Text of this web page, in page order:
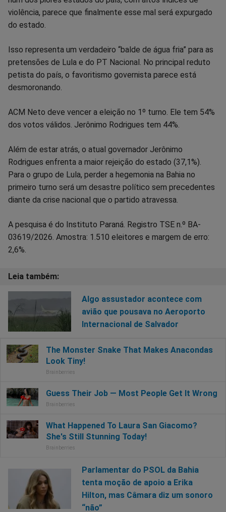
no
no
no
no
no
no
violência, parece que finalmente esse mal será expurgado
do estado.
Isso representa um verdadeiro “balde de água fria” para as
pretensões de Lula e do PT Nacional. No principal reduto
petista do país, o favoritismo governista parece está
desmoronando.
ACM Neto deve vencer a eleição no 1º turno. Ele tem 54%
dos votos válidos. Jerônimo Rodrigues tem 44%.
Além de estar atrás, o atual governador Jerônimo
Rodrigues enfrenta a maior rejeição do estado (37,1%).
Para o grupo de Lula, perder a hegemonia na Bahia no
primeiro turno será um desastre político sem precedentes
diante da crise nacional que o partido atravessa.
A pesquisa é do Instituto Paraná. Registro TSE n.º BA-
03619/2026. Amostra: 1.510 eleitores e margem de erro:
2,6%.
Algo assustador acontece com
avião que pousava no Aeroporto
Internacional de Salvador
Parlamentar do PSOL da Bahia
tenta moção de apoio a Erika
Hilton, mas Câmara diz um sonoro
“não”